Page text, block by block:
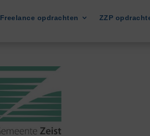
Freelance opdrachten ZZP